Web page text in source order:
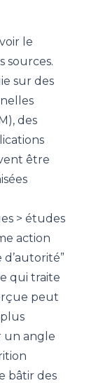
le
sources.
sur des
des
être
> études
action
d’autorité”
qui traite
peut
un angle
bâtir des